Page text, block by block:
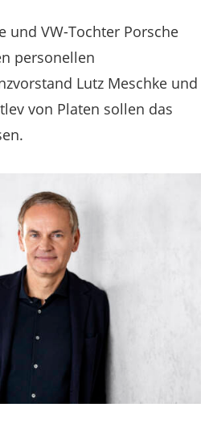
und VW-Tochter Porsche
personellen
Lutz Meschke und
von Platen sollen das